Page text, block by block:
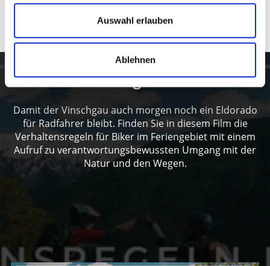
Auswahl erlauben
Ablehnen
WAR DER INHALT FÜR SIE HILFREICH?
Ja
Nein
Verhaltensregeln für Biker
Damit der Vinschgau auch morgen noch ein Eldorado
für Radfahrer bleibt. Finden Sie in diesem Film die
Verhaltensregeln für Biker im Feriengebiet mit einem
Aufruf zu verantwortungsbewussten Umgang mit der
Natur und den Wegen.